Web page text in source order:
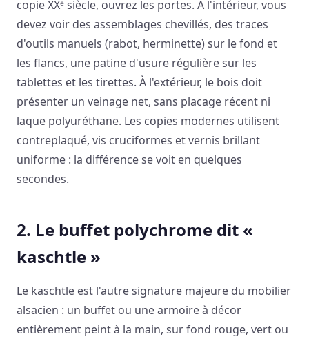
copie XXᵉ siècle, ouvrez les portes. À l'intérieur, vous
devez voir des assemblages chevillés, des traces
d'outils manuels (rabot, herminette) sur le fond et
les flancs, une patine d'usure régulière sur les
tablettes et les tirettes. À l'extérieur, le bois doit
présenter un veinage net, sans placage récent ni
laque polyuréthane. Les copies modernes utilisent
contreplaqué, vis cruciformes et vernis brillant
uniforme : la différence se voit en quelques
secondes.
2. Le buffet polychrome dit «
kaschtle »
Le kaschtle est l'autre signature majeure du mobilier
alsacien : un buffet ou une armoire à décor
entièrement peint à la main, sur fond rouge, vert ou